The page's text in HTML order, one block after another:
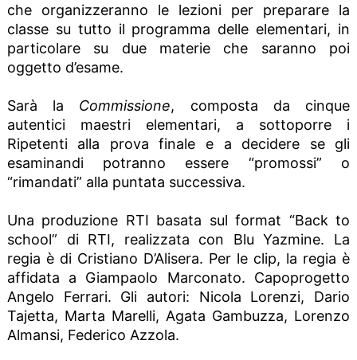
che organizzeranno le lezioni per preparare la
classe su tutto il programma delle elementari, in
particolare su due materie che saranno poi
oggetto d’esame.
Sarà la Commissione, composta da cinque
autentici maestri elementari, a sottoporre i
Ripetenti alla prova finale e a decidere se gli
esaminandi potranno essere “promossi” o
“rimandati” alla puntata successiva.
Una produzione RTI basata sul format “Back to
school” di RTI, realizzata con Blu Yazmine. La
regia è di Cristiano D’Alisera. Per le clip, la regia è
affidata a Giampaolo Marconato. Capoprogetto
Angelo Ferrari. Gli autori: Nicola Lorenzi, Dario
Tajetta, Marta Marelli, Agata Gambuzza, Lorenzo
Almansi, Federico Azzola.